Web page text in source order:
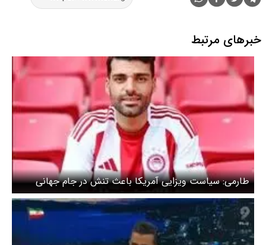
خبرهای مرتبط
طارمی: سیاست‌ ویزایی آمریکا باعث تنش در جام جهانی
است